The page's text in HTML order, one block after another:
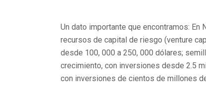
Un dato importante que encontramos:
recursos de capital de riesgo (venture
desde 100, 000 a 250, 000 dólares;
crecimiento, con inversiones desde 2.5
con inversiones de cientos de millones